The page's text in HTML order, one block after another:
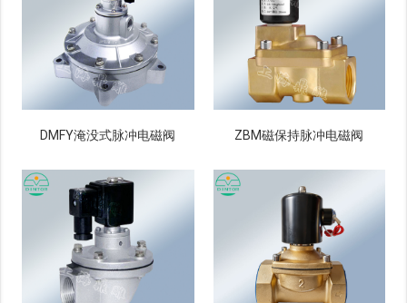
DMFY淹没式脉冲电磁阀 ZBM磁保持脉冲电磁阀